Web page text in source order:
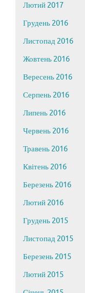
Лютий 2017
Грудень 2016
Листопад 2016
Жовтень 2016
Вересень 2016
Серпень 2016
Липень 2016
Червень 2016
Травень 2016
Квітень 2016
Березень 2016
Лютий 2016
Грудень 2015
Листопад 2015
Березень 2015
Лютий 2015